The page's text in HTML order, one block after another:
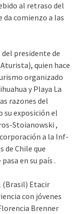
al retraso del
da comienzo a las
presidente de
quien hace
organizado
y Playa La
razones del
su exposición el
Stoianowski ,
a la Inf-
de Chile que
en su país .
(Brasil) Etacir
con jóvenes
Brenner